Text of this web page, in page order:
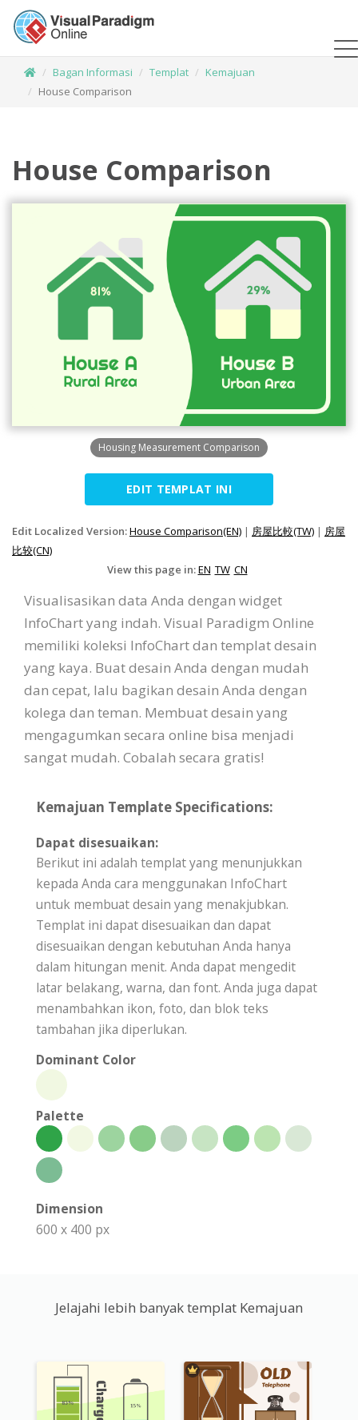
Bagan Informasi Templat
Kemajuan
House Comparison
House Comparison
Housing Measurement Comparison
EDIT TEMPLAT INI
Edit Localized Version:House Comparison(EN) | 房屋比較(TW) | 房屋
比较(CN)
View this page in:EN TW CN
Visualisasikan data Anda dengan widget
InfoChart yang indah. Visual Paradigm Online
memiliki koleksi InfoChart dan templat desain
yang kaya. Buat desain Anda dengan mudah
dan cepat, lalu bagikan desain Anda dengan
kolega dan teman. Membuat desain yang
mengagumkan secara online bisa menjadi
sangat mudah. Cobalah secara gratis!
Kemajuan Template Specifications:
Dapat disesuaikan:
Berikut ini adalah templat yang menunjukkan
kepada Anda cara menggunakan InfoChart
untuk membuat desain yang menakjubkan.
Templat ini dapat disesuaikan dan dapat
disesuaikan dengan kebutuhan Anda hanya
dalam hitungan menit. Anda dapat mengedit
latar belakang, warna, dan font. Anda juga dapat
menambahkan ikon, foto, dan blok teks
tambahan jika diperlukan.
Dominant Color
Palette
Dimension
600 x 400 px
Jelajahi lebih banyak templat Kemajuan